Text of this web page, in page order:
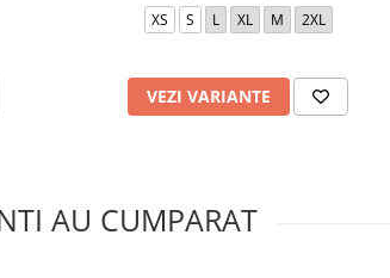
XS S L XL M 2XL
VEZI VARIANTE
AU CUMPARAT